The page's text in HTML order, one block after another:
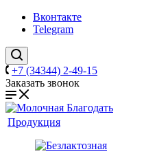
Вконтакте
Telegram
+7 (34344) 2-49-15
Заказать звонок
Продукция